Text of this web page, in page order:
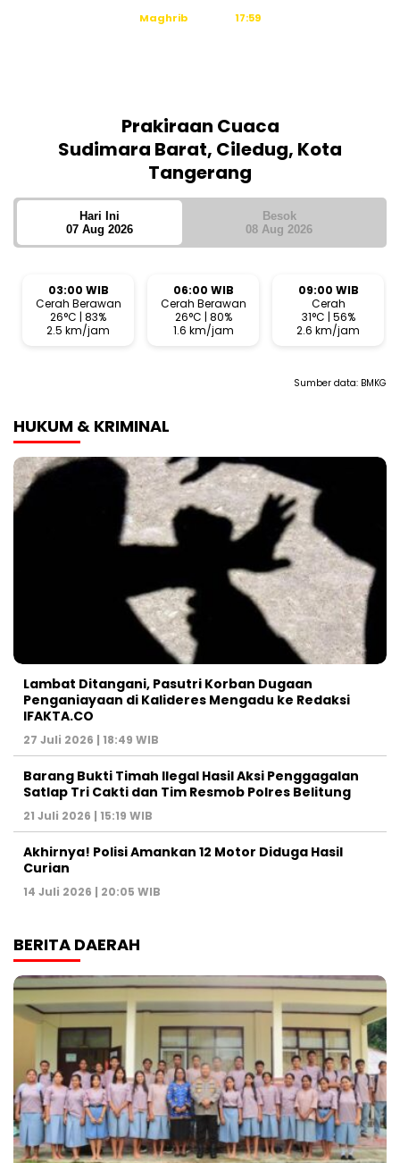
Maghrib
17:59
Prakiraan Cuaca
Sudimara Barat, Ciledug, Kota
Tangerang
Hari Ini
07 Aug 2026
Besok
08 Aug 2026
03:00 WIB
Cerah Berawan
26°C | 83%
2.5 km/jam
06:00 WIB
Cerah Berawan
26°C | 80%
1.6 km/jam
09:00 WIB
Cerah
31°C | 56%
2.6 km/jam
Sumber data: BMKG
HUKUM & KRIMINAL
Lambat Ditangani, Pasutri Korban Dugaan
Penganiayaan di Kalideres Mengadu ke Redaksi
IFAKTA.CO
27 Juli 2026 | 18:49 WIB
Barang Bukti Timah Ilegal Hasil Aksi Penggagalan
Satlap Tri Cakti dan Tim Resmob Polres Belitung
21 Juli 2026 | 15:19 WIB
Akhirnya! Polisi Amankan 12 Motor Diduga Hasil
Curian
14 Juli 2026 | 20:05 WIB
BERITA DAERAH